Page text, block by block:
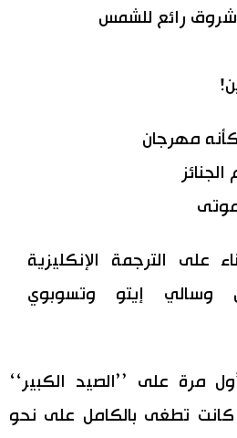
رائع للشمس
مهرجان
على الترجمة الإنكليزية
وسالي إيتو وتسوبوي
مرة على ’’الصيد الكبير‘‘
كانت تطغى بالكامل على نحو